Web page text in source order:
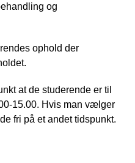
og
ophold der
at de studerende er til
15.00. Hvis man vælger
fri på et andet tidspunkt.